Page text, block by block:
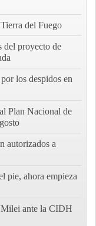
del Fuego
del proyecto de
los despidos en
Plan Nacional de
autorizados a
pie, ahora empieza
ante la CIDH